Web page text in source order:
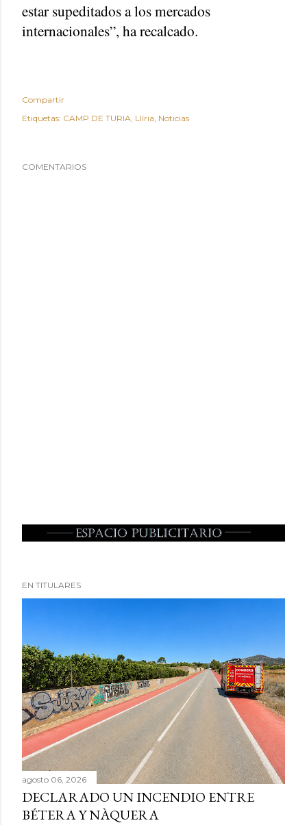
estar supeditados a los mercados
internacionales”, ha recalcado.
Compartir
Etiquetas: CAMP DE TURIA Llíria Noticias
COMENTARIOS
EN TITULARES
agosto 06, 2026
DECLARADO UN INCENDIO ENTRE
BÉTERA Y NÀQUERA